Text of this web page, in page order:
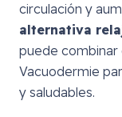
circulación y
alternativa
puede
Vacuodermie
y saludables.